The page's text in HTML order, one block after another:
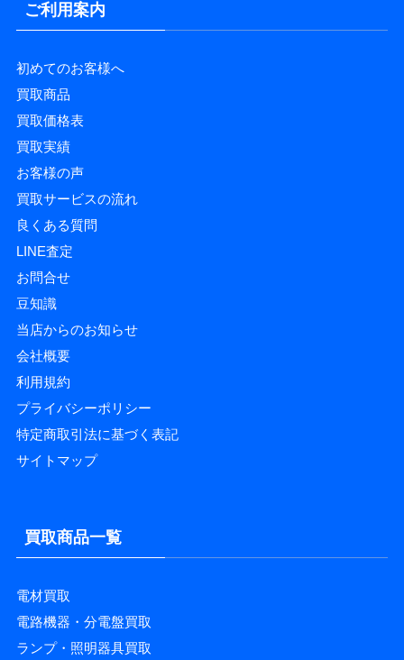
ご利用案内
初めてのお客様へ
買取商品
買取価格表
買取実績
お客様の声
買取サービスの流れ
良くある質問
LINE査定
お問合せ
豆知識
当店からのお知らせ
会社概要
利用規約
プライバシーポリシー
特定商取引法に基づく表記
サイトマップ
買取商品一覧
電材買取
電路機器・分電盤買取
ランプ・照明器具買取